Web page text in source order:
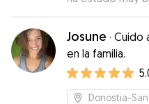
fotos, vídeos…
100%
Josune · Cuido
en la familia.
Donostia-